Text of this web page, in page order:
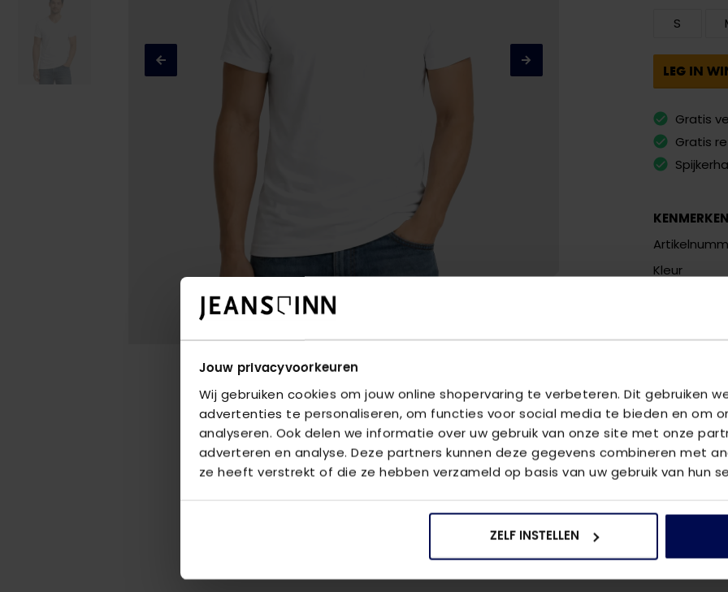
Jouw privacyvoorkeuren
Wij gebruiken cookies om jouw online shopervaring te verbeteren. Dit gebruiken
advertenties te personaliseren, om functies voor social media te bieden en om
analyseren. Ook delen we informatie over uw gebruik van onze site met onze
adverteren en analyse. Deze partners kunnen deze gegevens combineren met
ze heeft verstrekt of die ze hebben verzameld op basis van uw gebruik van hun
ZELF INSTELLEN
S
LEG IN
Gratis
Gratis
KENMERKEN
Kleur
Dit witte t-
gemaakt
dragen.
het t-shirt
losser
VRAGEN
We
vraag aan